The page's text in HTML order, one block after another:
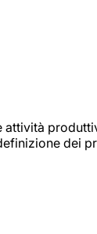
attività
dei